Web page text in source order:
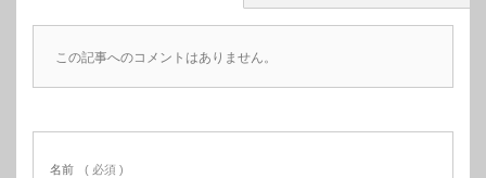
この記事へのコメントはありません。
名前 ( 必須 )